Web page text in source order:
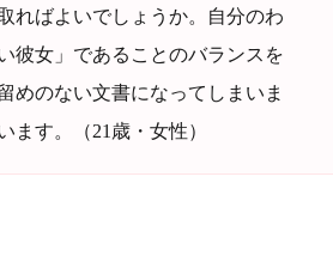
ればよいでしょうか。自分のわ
彼女」であることのバランスを
めのない文書になってしまいま
ます。（21歳・女性）